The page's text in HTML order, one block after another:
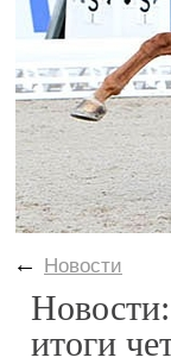
← Новости
итоги